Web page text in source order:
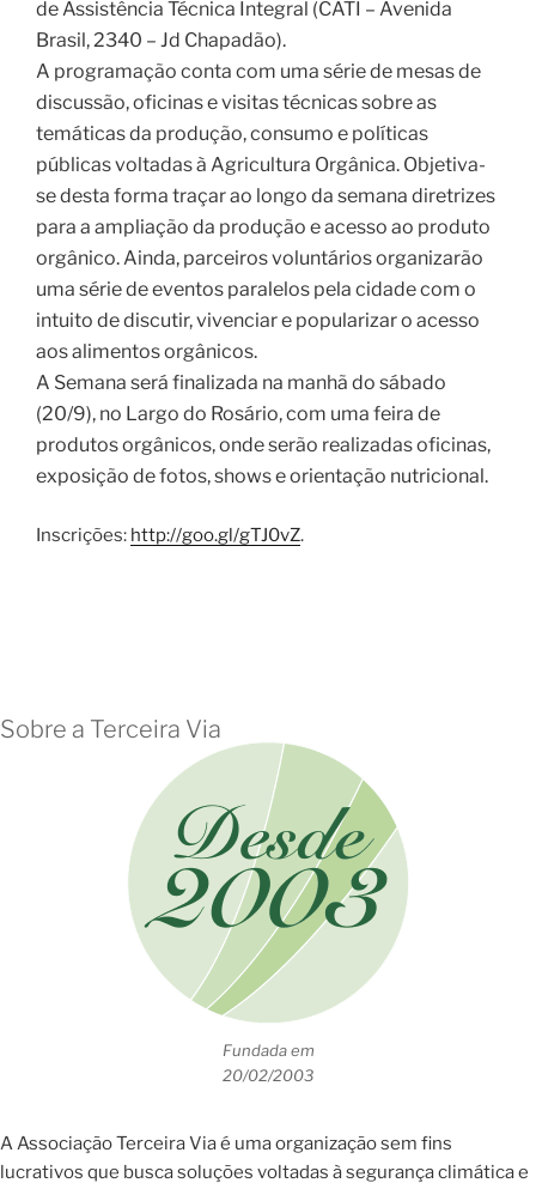
de Assistência Técnica Integral (CATI – Avenida
Brasil, 2340 – Jd Chapadão).
A programação conta com uma série de mesas de
discussão, oficinas e visitas técnicas sobre as
temáticas da produção, consumo e políticas
públicas voltadas à Agricultura Orgânica. Objetiva-
se desta forma traçar ao longo da semana diretrizes
para a ampliação da produção e acesso ao produto
orgânico. Ainda, parceiros voluntários organizarão
uma série de eventos paralelos pela cidade com o
intuito de discutir, vivenciar e popularizar o acesso
aos alimentos orgânicos.
A Semana será finalizada na manhã do sábado
(20/9), no Largo do Rosário, com uma feira de
produtos orgânicos, onde serão realizadas oficinas,
exposição de fotos, shows e orientação nutricional.
Inscrições: http://goo.gl/gTJ0vZ.
Sobre a Terceira Via
Fundada em
20/02/2003
A Associação Terceira Via é uma organização sem fins
lucrativos que busca soluções voltadas à segurança climática e